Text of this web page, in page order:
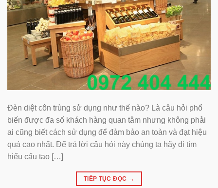
Đèn diệt côn trùng sử dụng như thế nào? Là câu hỏi phổ
biến được đa số khách hàng quan tâm nhưng không phải
ai cũng biết cách sử dụng để đảm bảo an toàn và đạt hiệu
quả cao nhất. Để trả lời câu hỏi này chúng ta hãy đi tìm
hiểu cấu tạo […]
TIẾP TỤC ĐỌC →